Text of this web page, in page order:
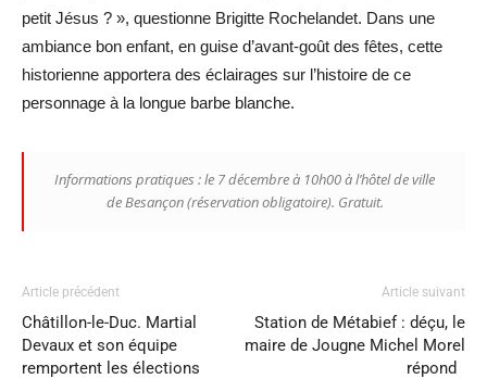
petit Jésus ? », questionne Brigitte Rochelandet. Dans une
ambiance bon enfant, en guise d’avant-goût des fêtes, cette
historienne apportera des éclairages sur l’histoire de ce
personnage à la longue barbe blanche.
Informations pratiques : le 7 décembre à 10h00 à l’hôtel de ville
de Besançon (réservation obligatoire). Gratuit.
Article précédent
Châtillon-le-Duc. Martial
Devaux et son équipe
remportent les élections
Article suivant
Station de Métabief : déçu, le
maire de Jougne Michel Morel
répond